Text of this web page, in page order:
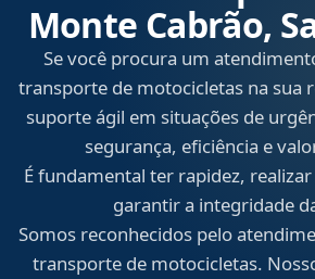
Monte Cabrão,
Se você procura um
transporte de motocicletas na sua
suporte ágil em situações de
segurança, eficiência e
É fundamental ter rapidez,
garantir a integridade
Somos reconhecidos pelo
transporte de motocicletas.